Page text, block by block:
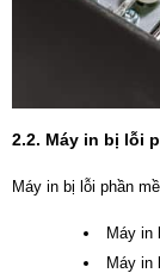
2.2. Máy in bị lỗi
Máy in bị lỗi phần
Máy in
Máy in